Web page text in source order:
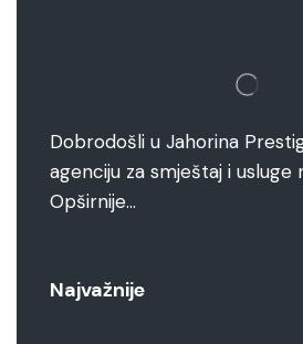
Dobrodošli u Jahorina
agenciju za smještaj i usluge
Opširnije…
Najvažnije